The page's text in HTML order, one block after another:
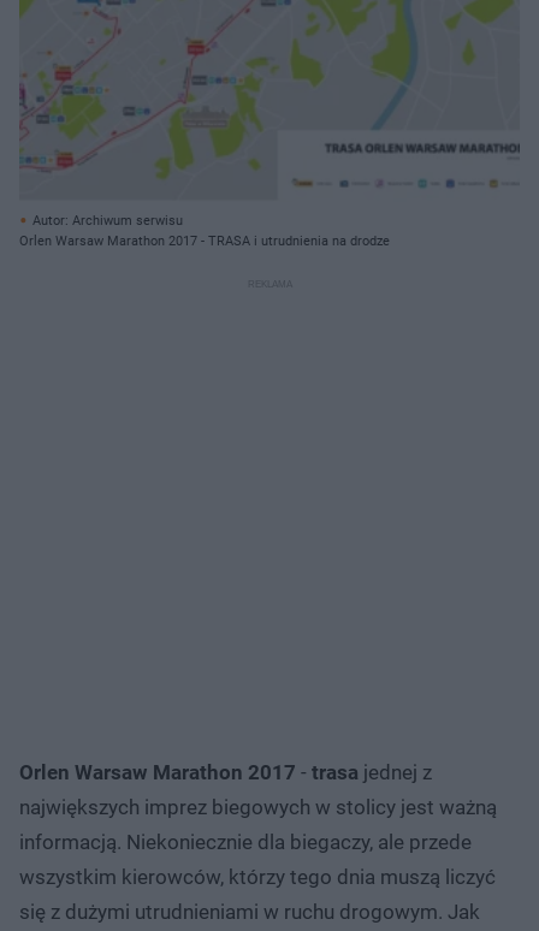
Autor: Archiwum serwisu
Orlen Warsaw Marathon 2017 - TRASA i utrudnienia na drodze
Orlen Warsaw Marathon 2017 - trasa jednej z
największych imprez biegowych w stolicy jest ważną
informacją. Niekoniecznie dla biegaczy, ale przede
wszystkim kierowców, którzy tego dnia muszą liczyć
się z dużymi utrudnieniami w ruchu drogowym. Jak